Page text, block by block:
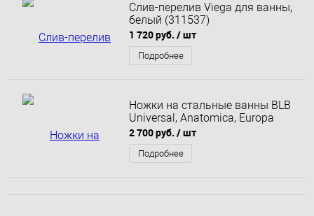
Слив-перелив Viega для ванны,
белый (311537)
1 720 руб. / шт
Подробнее
Ножки на стальные ванны BLB
Universal, Anatomica, Europa
2 700 руб. / шт
Подробнее